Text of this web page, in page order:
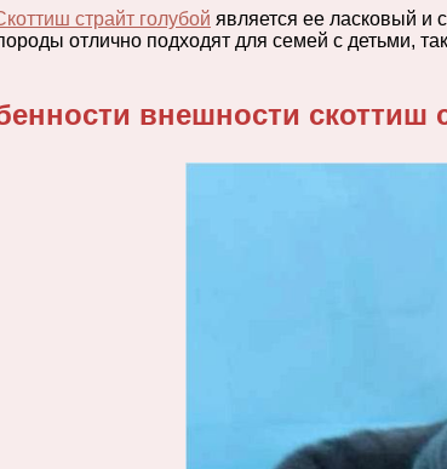
страйт голубой является ее ласковый
отлично подходят для семей с детьми,
внешности скоттиш